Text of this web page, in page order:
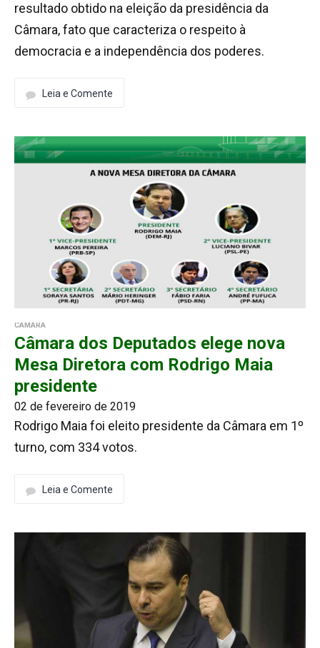
resultado obtido na eleição da presidência da
Câmara, fato que caracteriza o respeito à
democracia e a independência dos poderes.
Leia e Comente
CÂMARA
Câmara dos Deputados elege nova
Mesa Diretora com Rodrigo Maia
presidente
02 de fevereiro de 2019
Rodrigo Maia foi eleito presidente da Câmara em 1º
turno, com 334 votos.
Leia e Comente